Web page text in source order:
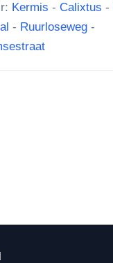
Kermis - Calixtus -
- Ruurloseweg -